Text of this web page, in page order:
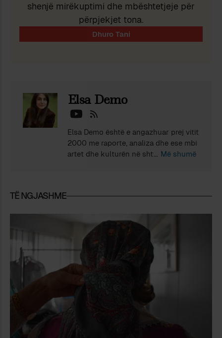
shenjë mirëkuptimi dhe mbështetjeje për
përpjekjet tona.
Elsa Demo
Elsa Demo është e angazhuar prej vitit
2000 me raporte, analiza dhe ese mbi
artet dhe kulturën në shtyp dhe
“Shqipëria tregon 1991-2010”. Është
Është e autore e “Te Teatri” (Berk,
2023) dhe “E gjelbër hiri në të zezë”
(Logbook, 2024). Jeton në Tiranë.
Më shumë
TË NGJASHME